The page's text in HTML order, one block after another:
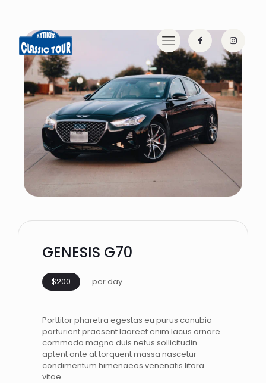
GENESIS G70
$200 per day
Porttitor pharetra egestas eu purus conubia
parturient praesent laoreet enim lacus ornare
commodo magna duis netus sollicitudin
aptent ante at torquent massa nascetur
condimentum himenaeos venenatis litora
vitae